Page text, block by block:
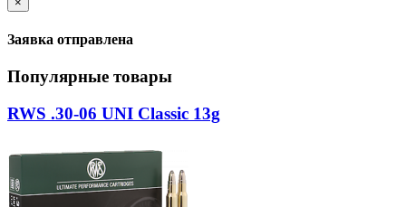
Заявка отправлена
Популярные товары
RWS .30-06 UNI Classic 13g